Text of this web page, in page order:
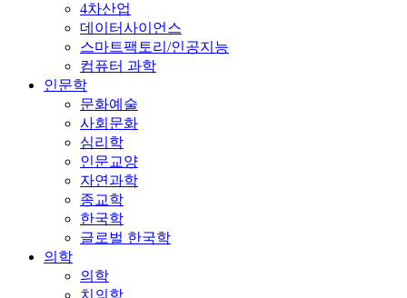
4차산업
데이터사이언스
스마트팩토리/인공지능
컴퓨터 과학
인문학
문화예술
사회문화
심리학
인문교양
자연과학
종교학
한국학
글로벌 한국학
의학
의학
치의학